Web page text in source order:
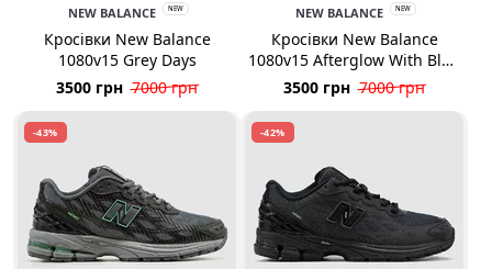
NEW BALANCE NEW
Кросівки New Balance
1080v15 Grey Days
3500 грн 7000 грн
NEW BALANCE NEW
Кросівки New Balance
1080v15 Afterglow With Blue
Bird Silver Metallic
3500 грн 7000 грн
-43% -42%